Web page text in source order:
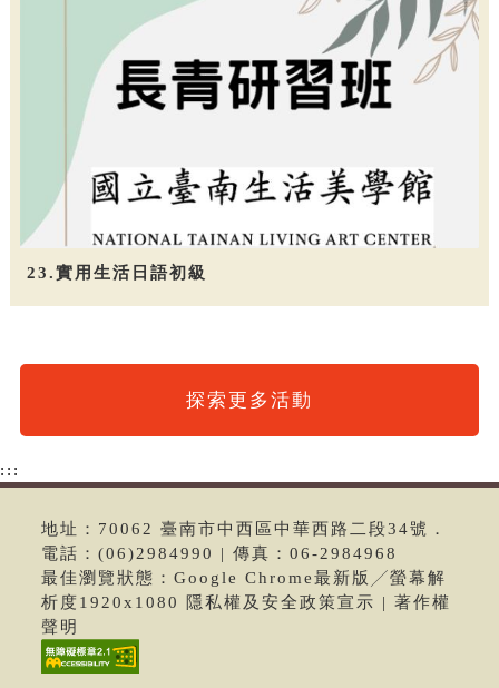
23.實用生活日語初級
探索更多活動
:::
地址：70062 臺南市中西區中華西路二段34號．
電話：(06)2984990 | 傳真：06-2984968
最佳瀏覽狀態：Google Chrome最新版╱螢幕解
析度1920x1080 隱私權及安全政策宣示 | 著作權
聲明